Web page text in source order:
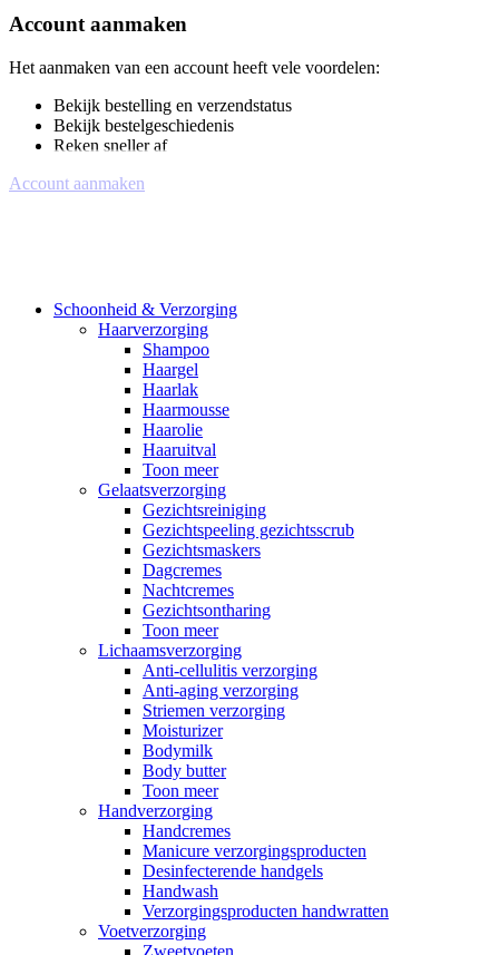
Account aanmaken
Het aanmaken van een account heeft vele voordelen:
Bekijk bestelling en verzendstatus
Bekijk bestelgeschiedenis
Reken sneller af
Account aanmaken
Schoonheid & Verzorging
Haarverzorging
Shampoo
Haargel
Haarlak
Haarmousse
Haarolie
Haaruitval
Toon meer
Gelaatsverzorging
Gezichtsreiniging
Gezichtspeeling gezichtsscrub
Gezichtsmaskers
Dagcremes
Nachtcremes
Gezichtsontharing
Toon meer
Lichaamsverzorging
Anti-cellulitis verzorging
Anti-aging verzorging
Striemen verzorging
Moisturizer
Bodymilk
Body butter
Toon meer
Handverzorging
Handcremes
Manicure verzorgingsproducten
Desinfecterende handgels
Handwash
Verzorgingsproducten handwratten
Voetverzorging
Zweetvoeten